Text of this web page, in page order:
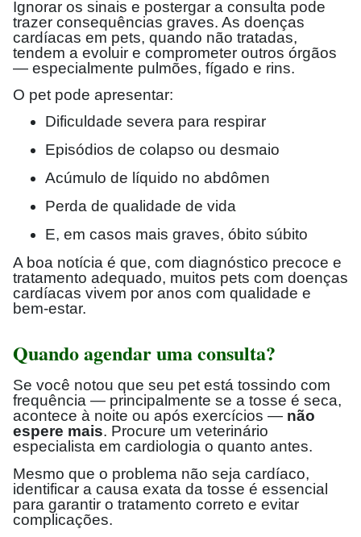
Ignorar os sinais e postergar a consulta pode
trazer consequências graves. As doenças
cardíacas em pets, quando não tratadas,
tendem a evoluir e comprometer outros órgãos
— especialmente pulmões, fígado e rins.
O pet pode apresentar:
Dificuldade severa para respirar
Episódios de colapso ou desmaio
Acúmulo de líquido no abdômen
Perda de qualidade de vida
E, em casos mais graves, óbito súbito
A boa notícia é que, com diagnóstico precoce e
tratamento adequado, muitos pets com doenças
cardíacas vivem por anos com qualidade e
bem-estar.
Quando agendar uma consulta?
Se você notou que seu pet está tossindo com
frequência — principalmente se a tosse é seca,
acontece à noite ou após exercícios — não
espere mais. Procure um veterinário
especialista em cardiologia o quanto antes.
Mesmo que o problema não seja cardíaco,
identificar a causa exata da tosse é essencial
para garantir o tratamento correto e evitar
complicações.